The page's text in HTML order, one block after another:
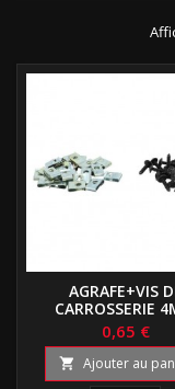
AGRAFE+VIS
CARROSSERIE
0,65 €
 Ajouter au